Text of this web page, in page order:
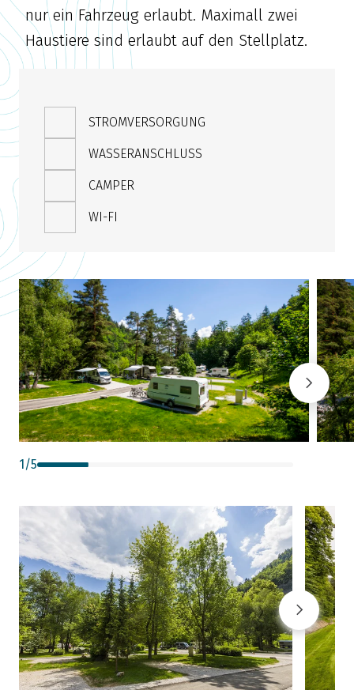
nur ein Fahrzeug erlaubt. Maximall zwei
Haustiere sind erlaubt auf den Stellplatz.
STROMVERSORGUNG
WASSERANSCHLUSS
CAMPER
WI-FI
1 /5